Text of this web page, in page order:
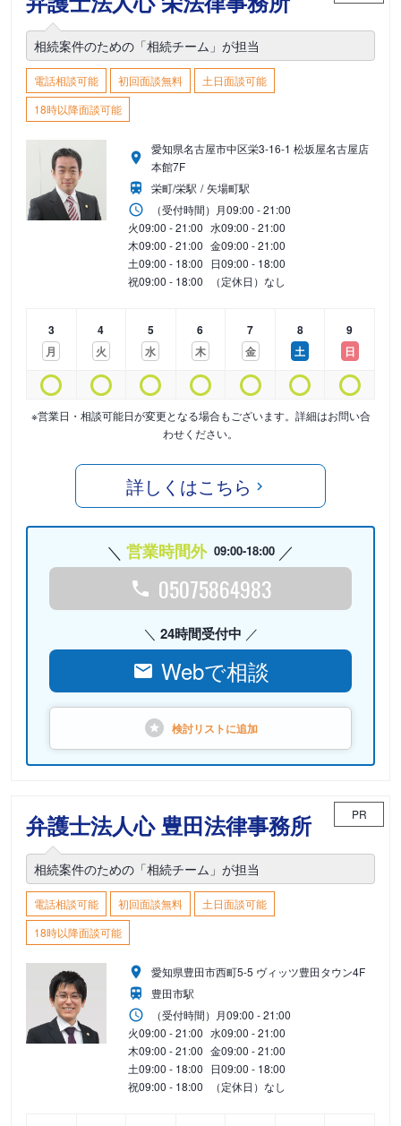
相続案件のための「相続チーム」が担当
電話相談可能 初回面談無料
土日面談可能
18時以降面談可能
愛知県名古屋市中区栄3-16-1 松坂屋名古屋店
本館7F
栄町/栄駅
矢場町駅
（受付時間） 月09:00 - 21:00
火09:00 - 21:00 水09:00 - 21:00
木09:00 - 21:00 金09:00 - 21:00
土09:00 - 18:00 日09:00 - 18:00
祝09:00 - 18:00 （定休日）なし
3
月
4
火
5
水
6
木
7
金
8
土
9
日
※営業日・相談可能日が変更となる場合もございます。詳細はお問い合
わせください。
詳しくはこちら
営業時間外 09:00-18:00
05075864983
24時間受付中
Webで相談
検討リストに追加
弁護士法人心 豊田法律事務所 PR
相続案件のための「相続チーム」が担当
電話相談可能 初回面談無料
土日面談可能
18時以降面談可能
愛知県豊田市西町5-5 ヴィッツ豊田タウン4F
豊田市駅
（受付時間） 月09:00 - 21:00
火09:00 - 21:00 水09:00 - 21:00
木09:00 - 21:00 金09:00 - 21:00
土09:00 - 18:00 日09:00 - 18:00
祝09:00 - 18:00 （定休日）なし